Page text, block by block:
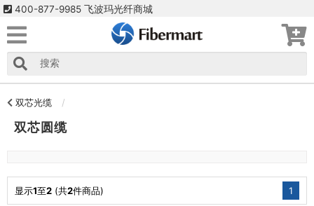
400-877-9985 飞波玛光纤商城
双芯光缆
双芯圆缆
1
显示1至2 (共2件商品)